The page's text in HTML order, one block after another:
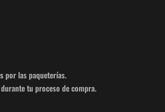
por las paqueterías.
tu proceso de compra.